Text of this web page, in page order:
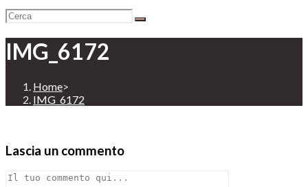
IMG_6172
Home>
IMG_6172
Lascia un commento
Comment